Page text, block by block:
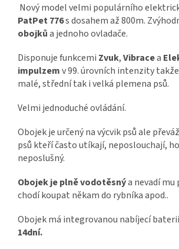
Nový model velmi populárního
PatPet 776s dosahem až 800m.
obojkůa jednoho ovladače.
Disponuje funkcemi Zvuk,Vibracea
impulzemv 99. úrovních intenzity
malé, střední tak i velká plemena psů.
Velmi jednoduché ovládání.
Obojek je určený na výcvik psů ale
psů kteří často utíkají, neposlouchají,
neposlušný.
Obojek je plně vodotěsnýa nevadí mu
chodí koupat někam do rybníka apod..
Obojek má integrovanou nabíjecí
14dní.